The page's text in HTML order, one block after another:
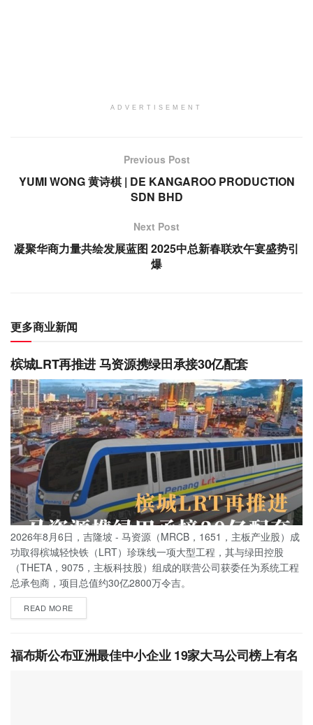
ADVERTISEMENT
Previous Post
YUMI WONG 黄诗棋 | DE KANGAROO PRODUCTION
SDN BHD
Next Post
凝聚华商力量共绘发展蓝图 2025中总新春联欢午宴盛势引
爆
更多商业新闻
槟城LRT再推进 马资源携绿田承接30亿配套
2026年8月6日，吉隆坡 - 马资源（MRCB，1651，主板产业股）成
功取得槟城轻快铁（LRT）珍珠线一项大型工程，其与绿田控股
（THETA，9075，主板科技股）组成的联营公司获委任为系统工程
总承包商，项目总值约30亿2800万令吉。
READ MORE
福布斯公布亚洲最佳中小企业 19家大马公司榜上有名